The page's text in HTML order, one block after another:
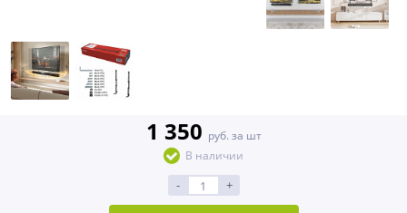
1 350 руб. за шт
В наличии
- +